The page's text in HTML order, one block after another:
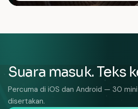
Suara masuk. Teks
Percuma di iOS dan Android — 30
disertakan.